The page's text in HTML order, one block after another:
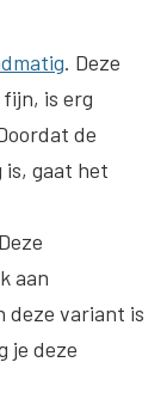
. Deze
is erg
de
is, gaat het
Deze
aan
deze variant is
je deze